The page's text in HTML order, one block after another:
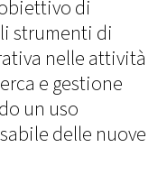
di
strumenti di
nelle attività
e gestione
un uso
delle nuove